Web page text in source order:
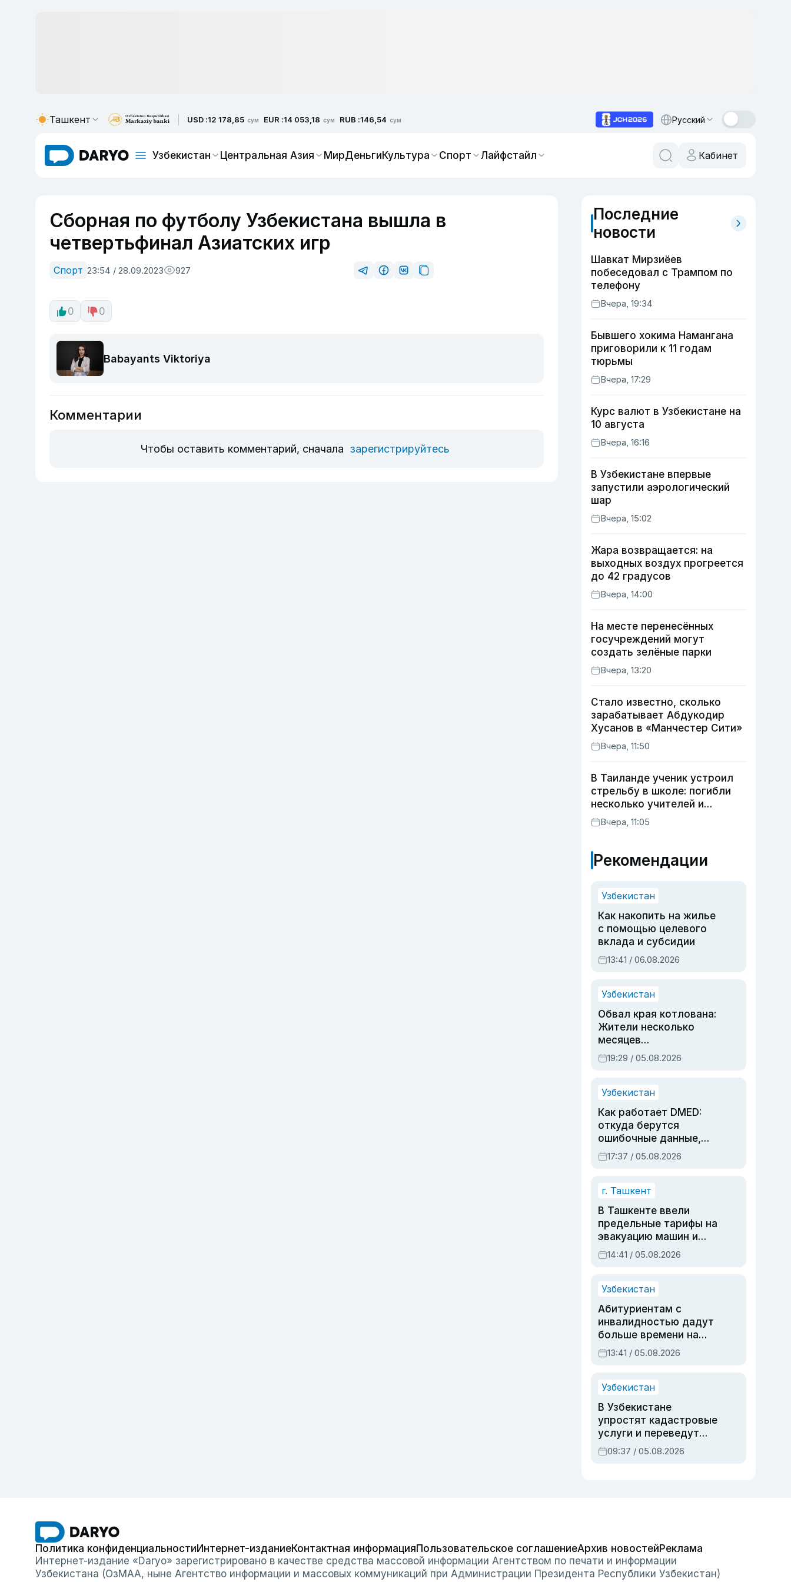
Ташкент USD :12 178,85 сум EUR :14 053,18 сум RUB :146,54 сум Русский
Узбекистан Центральная Азия МирДеньгиКультура Спорт Лайфстайл Кабинет
Сборная по футболу Узбекистана вышла в
четвертьфинал Азиатских игр
Спорт 23:54 / 28.09.2023 927
0 0
Babayants Viktoriya
Комментарии
Чтобы оставить комментарий, сначала зарегистрируйтесь
Последние
новости
Шавкат Мирзиёев
побеседовал с Трампом по
телефону
Вчера, 19:34
Бывшего хокима Намангана
приговорили к 11 годам
тюрьмы
Вчера, 17:29
Курс валют в Узбекистане на
10 августа
Вчера, 16:16
В Узбекистане впервые
запустили аэрологический
шар
Вчера, 15:02
Жара возвращается: на
выходных воздух прогреется
до 42 градусов
Вчера, 14:00
На месте перенесённых
госучреждений могут
создать зелёные парки
Вчера, 13:20
Стало известно, сколько
зарабатывает Абдукодир
Хусанов в «Манчестер Сити»
Вчера, 11:50
В Таиланде ученик устроил
стрельбу в школе: погибли
несколько учителей и
учащихся
Вчера, 11:05
Рекомендации
Узбекистан
Как накопить на жилье
с помощью целевого
вклада и субсидии
13:41 / 06.08.2026
Узбекистан
Обвал края котлована:
Жители несколько
месяцев
предупреждали об
опасности, но стройка
19:29 / 05.08.2026
Узбекистан
Как работает DMED:
откуда берутся
ошибочные данные,
дубли аккаунтов и
очереди по онлайн-
17:37 / 05.08.2026
г. Ташкент
В Ташкенте ввели
предельные тарифы на
эвакуацию машин и
штрафстоянки
14:41 / 05.08.2026
Узбекистан
Абитуриентам с
инвалидностью дадут
больше времени на
вступительных
экзаменах
13:41 / 05.08.2026
Узбекистан
В Узбекистане
упростят кадастровые
услуги и переведут
регистрацию
недвижимости в
09:37 / 05.08.2026
Политика конфиденциальностиИнтернет-изданиеКонтактная информацияПользовательское соглашениеАрхив новостейРеклама
Интернет-издание «Daryo» зарегистрировано в качестве средства массовой информации Агентством по печати и информации
Узбекистана (ОзМАА, ныне Агентство информации и массовых коммуникаций при Администрации Президента Республики Узбекистан)